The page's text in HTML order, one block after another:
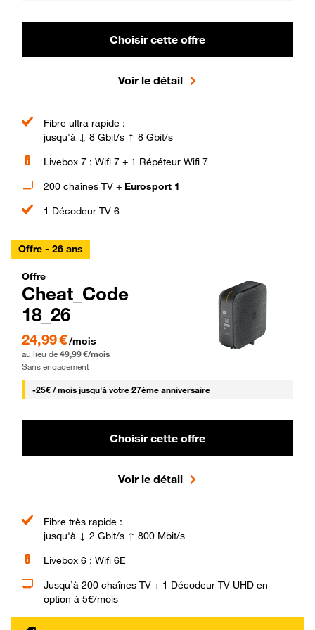
Choisir cette offre
Voir le détail
Fibre ultra rapide :
jusqu'à ↓ 8 Gbit/s ↑ 8 Gbit/s
Livebox 7 : Wifi 7 + 1 Répéteur Wifi 7
200 chaînes TV + Eurosport 1
1 Décodeur TV 6
Offre - 26 ans
Cheat_Code Fibre_18_26
Offre
Cheat_Code
18_26
24,99 € par mois pendant 0 mois puis 49,99 € par mois, Sans engagement
24,99 €/mois
au lieu de 49,99 €/mois
Sans engagement
-25€ / mois25 € par mois
jusqu'à votre 27ème anniversaire
Choisir cette offre
Voir le détail
Fibre très rapide :
jusqu'à ↓ 2 Gbit/s ↑ 800 Mbit/s
Livebox 6 : Wifi 6E
Jusqu’à 200 chaînes TV + 1 Décodeur TV UHD en
option à 5€/mois